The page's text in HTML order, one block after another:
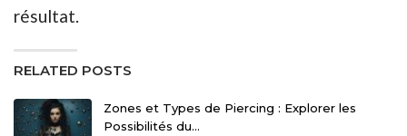
résultat.
RELATED POSTS
Zones et Types de Piercing : Explorer les
Possibilités du…